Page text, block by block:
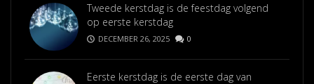
Tweede kerstdag is de feestdag volgend
op eerste kerstdag
DECEMBER 26, 2025 0
Eerste kerstdag is de eerste dag van